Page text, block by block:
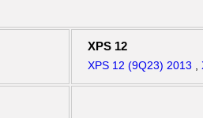
XPS 12
XPS 12 (9Q23) 2013